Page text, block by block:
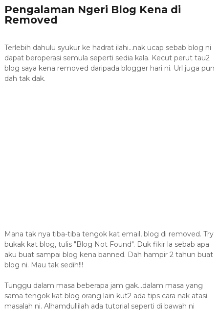
Pengalaman Ngeri Blog Kena di
Removed
Terlebih dahulu syukur ke hadrat ilahi...nak ucap sebab blog ni
dapat beroperasi semula seperti sedia kala. Kecut perut tau2
blog saya kena removed daripada blogger hari ni. Url juga pun
dah tak dak.
Mana tak nya tiba-tiba tengok kat email, blog di removed. Try
bukak kat blog, tulis "Blog Not Found". Duk fikir la sebab apa
aku buat sampai blog kena banned. Dah hampir 2 tahun buat
blog ni. Mau tak sedih!!!
Tunggu dalam masa beberapa jam gak...dalam masa yang
sama tengok kat blog orang lain kut2 ada tips cara nak atasi
masalah ni. Alhamdullilah ada tutorial seperti di bawah ni